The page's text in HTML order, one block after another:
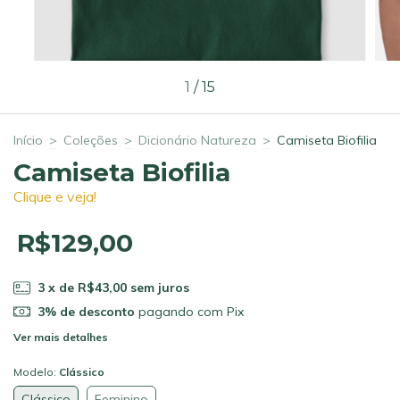
1 /15
Início > Coleções > Dicionário Natureza > Camiseta Biofilia
Camiseta Biofilia
Clique e veja!
R$129,00
3 x de R$43,00 sem juros
3% de desconto pagando com Pix
Ver mais detalhes
Modelo: Clássico